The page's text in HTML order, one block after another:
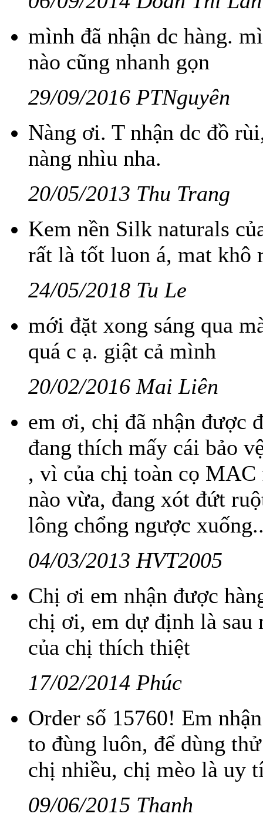
mình đã nhận dc hàng.
nào cũng nhanh gọn
29/09/2016 PTNguyên
Nàng ơi. T nhận dc đồ
nàng nhìu nha.
20/05/2013 Thu Trang
Kem nền Silk naturals
rất là tốt luon á, mat khô
24/05/2018 Tu Le
mới đặt xong sáng qua
quá c ạ. giật cả mình
20/02/2016 Mai Liên
em ơi, chị đã nhận được
đang thích mấy cái bảo
, vì của chị toàn cọ
nào vừa, đang xót đứt
lông chổng ngược
04/03/2013 HVT2005
Chị ơi em nhận được
chị ơi, em dự định là
của chị thích thiệt
17/02/2014 Phúc
Order số 15760! Em
to đùng luôn, để dùng
chị nhiều, chị mèo là uy
09/06/2015 Thanh